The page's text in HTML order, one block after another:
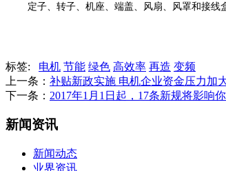
定子、转子、机座、端盖、风扇、风罩和接线盒
标签: 电机 节能 绿色 高效率 再造 变频
上一条： 补贴新政实施 电机企业资金压力加
下一条： 2017年1月1日起，17条新规将影响
新闻资讯
新闻动态
业界资讯